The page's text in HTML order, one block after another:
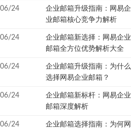
06/24
企业邮箱升级指南：网易企
业邮箱核心竞争力解析
06/24
企业邮箱新选择：网易企业
邮箱全方位优势解析大全
06/24
企业邮箱升级指南：为什么
选择网易企业邮箱？
06/24
企业邮箱新标杆：网易企业
邮箱深度解析
06/24
企业邮箱选择指南：为何网